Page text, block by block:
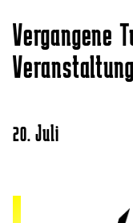
Vergangene
20. Juli